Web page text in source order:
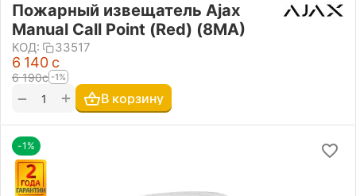
Пожарный извещатель Ajax
Manual Call Point (Red) (8MA)
КОД: 33517
6 140 с
6 190с -1%
+
− В корзину
-1%